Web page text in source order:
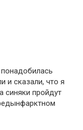
и сказали, что я
синяки пройдут